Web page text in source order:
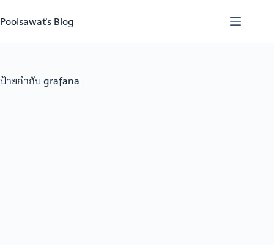
to
content
Poolsawat's Blog
ป้ายกำกับ grafana